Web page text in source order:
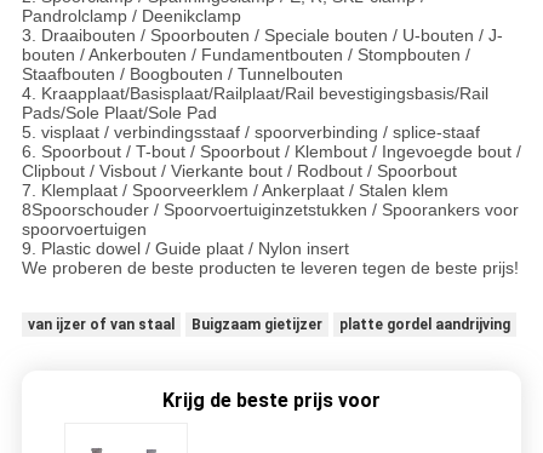
Pandrolclamp / Deenikclamp
3. Draaibouten / Spoorbouten / Speciale bouten / U-bouten / J-
bouten / Ankerbouten / Fundamentbouten / Stompbouten /
Staafbouten / Boogbouten / Tunnelbouten
4. Kraapplaat/Basisplaat/Railplaat/Rail bevestigingsbasis/Rail
Pads/Sole Plaat/Sole Pad
5. visplaat / verbindingsstaaf / spoorverbinding / splice-staaf
6. Spoorbout / T-bout / Spoorbout / Klembout / Ingevoegde bout /
Clipbout / Visbout / Vierkante bout / Rodbout / Spoorbout
7. Klemplaat / Spoorveerklem / Ankerplaat / Stalen klem
8Spoorschouder / Spoorvoertuiginzetstukken / Spoorankers voor
spoorvoertuigen
9. Plastic dowel / Guide plaat / Nylon insert
We proberen de beste producten te leveren tegen de beste prijs!
van ijzer of van staal Buigzaam gietijzer platte gordel aandrijving
Krijg de beste prijs voor